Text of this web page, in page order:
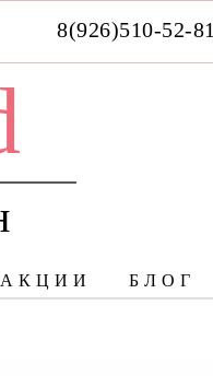
8(926)510-52-81
АКЦИИ БЛОГ